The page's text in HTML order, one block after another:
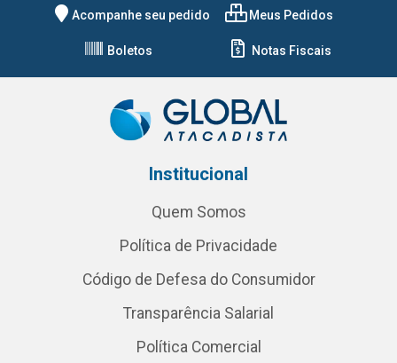
Acompanhe seu pedido Meus Pedidos
Boletos Notas Fiscais
Institucional
Quem Somos
Política de Privacidade
Código de Defesa do Consumidor
Transparência Salarial
Política Comercial